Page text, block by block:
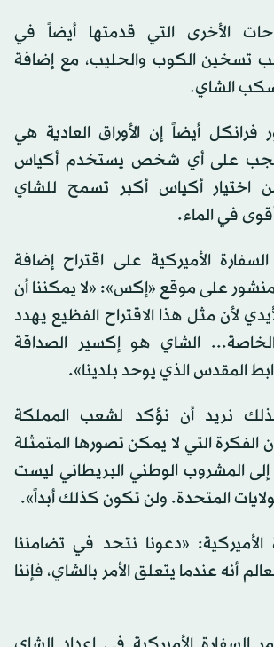
الأخرى التي قدمتها أيضاً في
تسخين الكوب والحليب، مع إضافة
سكب الشاي.
فرانكل أيضاً إن الأوراق العادية هي
يجب على أي شخص يستخدم أكياس
اختيار أكياس أكبر تسمح للشاي
في الماء.
الأميركية على اقتراح إضافة
منشور على موقع «إكس»: «لا يمكننا أن
لأن مثل هذا الاقتراح الفظيع يهدد
الشاي هو إكسير الصداقة
المقدس الذي يوحد بلدينا».
نريد أن نؤكد لشعب المملكة
الفكرة التي لا يمكن تصورها المتمثلة
المشروب الوطني البريطاني ليست
المتحدة. ولن تكون كذلك أبداً».
الأميركية: «دعونا نتحد في تضامننا
أنه عندما يتعلق الأمر بالشاي، فإننا